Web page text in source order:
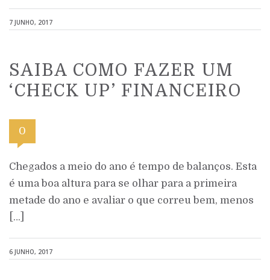
7 JUNHO, 2017
SAIBA COMO FAZER UM
‘CHECK UP’ FINANCEIRO
0
Chegados a meio do ano é tempo de balanços. Esta
é uma boa altura para se olhar para a primeira
metade do ano e avaliar o que correu bem, menos
[…]
6 JUNHO, 2017